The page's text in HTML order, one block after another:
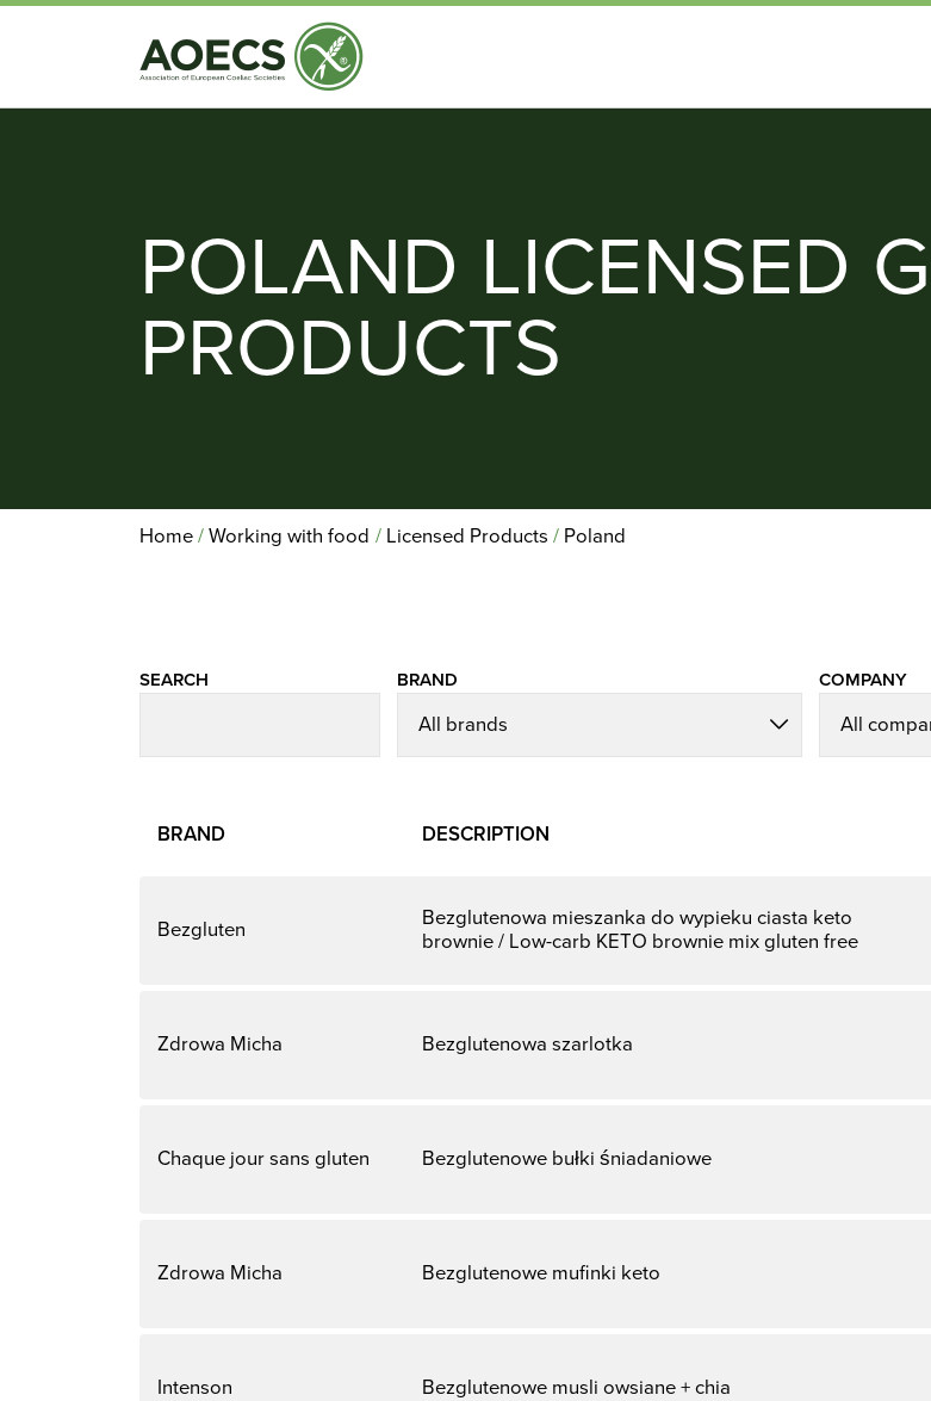
POLAND LICENSED
PRODUCTS
Home Working with food Licensed Products Poland
SEARCH BRAND COMPANY
BRAND DESCRIPTION
Bezgluten
Bezglutenowa mieszanka do wypieku ciasta keto
brownie / Low-carb KETO brownie mix gluten free
Zdrowa Micha Bezglutenowa szarlotka
Chaque jour sans gluten Bezglutenowe bułki śniadaniowe
Zdrowa Micha Bezglutenowe mufinki keto
Intenson Bezglutenowe musli owsiane + chia